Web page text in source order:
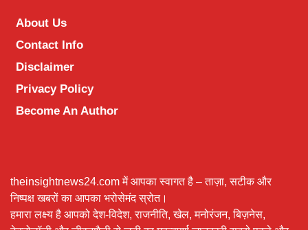
About Us
Contact Info
Disclaimer
Privacy Policy
Become An Author
theinsightnews24.com में आपका स्वागत है – ताज़ा, सटीक और
निष्पक्ष खबरों का आपका भरोसेमंद स्रोत।
हमारा लक्ष्य है आपको देश-विदेश, राजनीति, खेल, मनोरंजन, बिज़नेस,